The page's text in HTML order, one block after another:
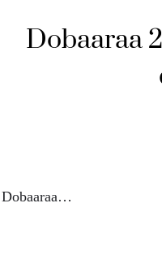
Dobaaraa